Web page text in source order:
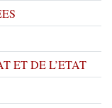
ET DE L’ETAT